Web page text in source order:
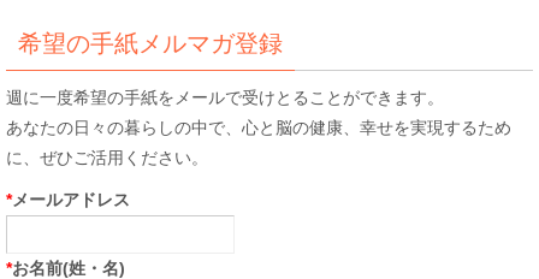
希望の手紙メルマガ登録
週に一度希望の手紙をメールで受けとることができます。
あなたの日々の暮らしの中で、心と脳の健康、幸せを実現するため
に、ぜひご活用ください。
*メールアドレス
*お名前(姓・名)